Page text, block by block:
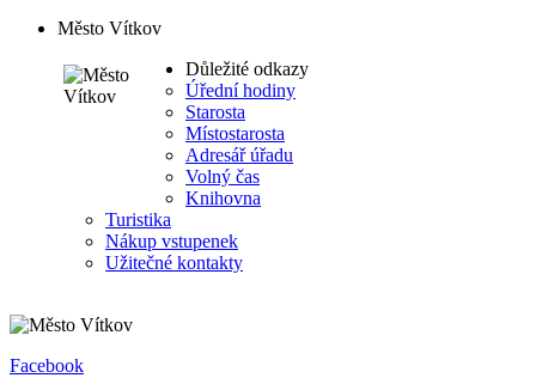
Město Vítkov
Důležité odkazy
Úřední hodiny
Starosta
Místostarosta
Adresář úřadu
Volný čas
Knihovna
Turistika
Nákup vstupenek
Užitečné kontakty
Facebook